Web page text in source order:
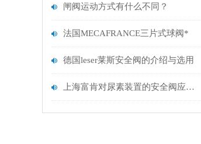
闸阀运动方式有什么不同？
法国MECAFRANCE三片式球阀*
德国leser莱斯安全阀的介绍与选用
上海富肯对尿素装置的安全阀应用系列介绍